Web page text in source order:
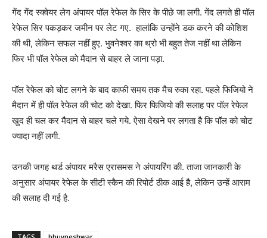
गेंद गेंद स्क्वेयर लेग अंपायर पॉल रेफेल के सिर के पीछे जा लगी. गेंद लगते ही पॉल
रेफेल सिर पकड़कर जमीन पर लेट गए. हालांकि उन्होंने डक करने की कोशिश
की थी, लेकिन सफल नहीं हुए. भुवनेश्वर का थ्रो भी बहुत तेज नहीं था लेकिन
फिर भी पॉल रेफेल को मैदान से बाहर ले जाना पड़ा.
पॉल रेफेल को चोट लगने के बाद काफी समय तक मैच रुका रहा. पहले फिजियो ने
मैदान में ही पॉल रेफेल की चोट को देखा. फिर फिजियो की सलाह पर पॉल रेफेल
खुद ही चल कर मैदान से बाहर चले गये. ऐसा देखने पर लगता है कि पॉल को चोट
ज्यादा नहीं लगी.
उनकी जगह थर्ड अंपायर मरैस एरासमस ने अंपायरिंग की. ताजा जानकारी के
अनुसार अंपायर रेफेल के सीटी स्कैन की रिपोर्ट ठीक आई है, लेकिन उन्हें आराम
की सलाह दी गई है.